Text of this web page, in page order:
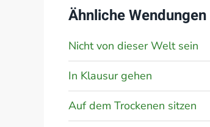
Ähnliche
Nicht von dieser Welt sein
In Klausur gehen
Auf dem Trockenen sitzen